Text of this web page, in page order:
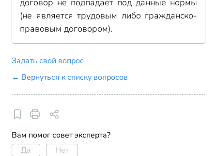
договор не подпадает под данные нормы
(не является трудовым либо гражданско-
правовым договором).
Задать свой вопрос
← Вернуться к списку вопросов
Вам помог совет эксперта?
Да
Нет